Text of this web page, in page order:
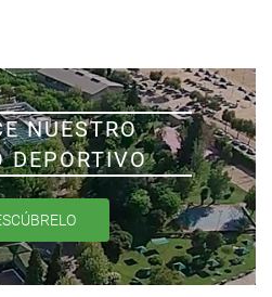
NUESTRO
DEPORTIVO